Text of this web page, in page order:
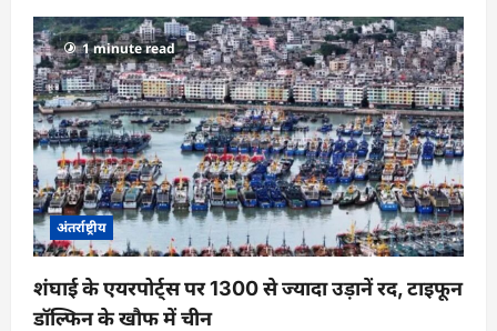
1 minute read
अंतर्राष्ट्रीय
शंघाई के एयरपोर्ट्स पर 1300 से ज्यादा उड़ानें रद, टाइफून
डॉल्फिन के खौफ में चीन